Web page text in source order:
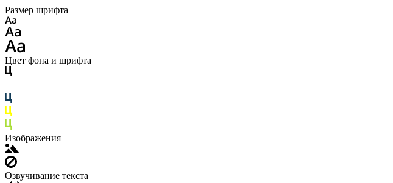
Размер шрифта
Цвет фона и шрифта
Изображения
Озвучивание текста